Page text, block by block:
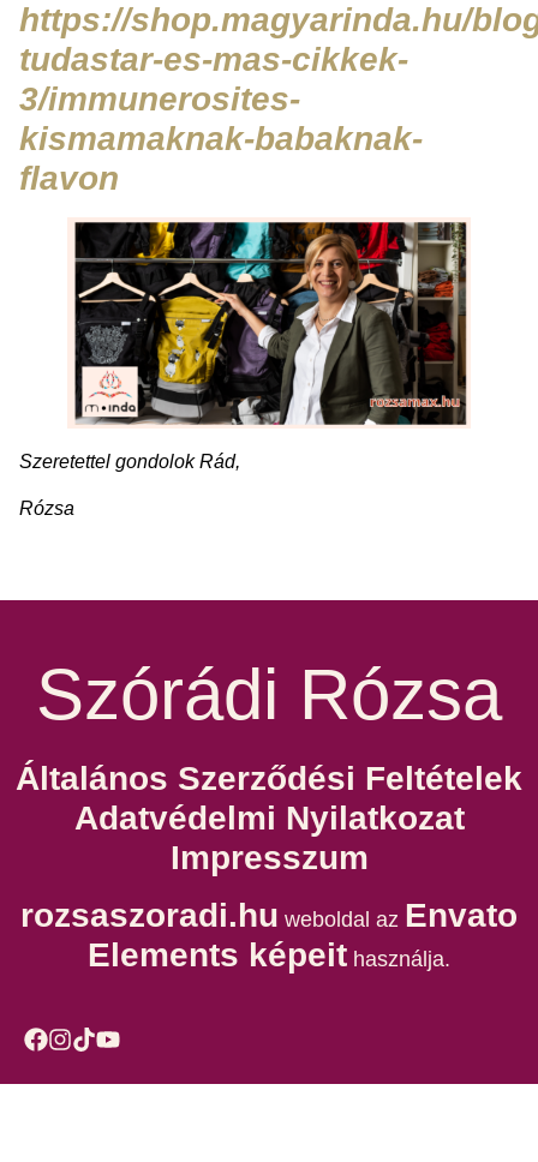
https://shop.magyarinda.hu/
tudastar-es-mas-cikkek-
3/immunerosites-
kismamaknak-babaknak-
flavon
Szeretettel gondolok Rád,
Rózsa
Szórádi Rózsa
Általános Szerződési Feltételek
Adatvédelmi Nyilatkozat
Impresszum
rozsaszoradi.hu weboldal az Envato
Elements képeit használja.